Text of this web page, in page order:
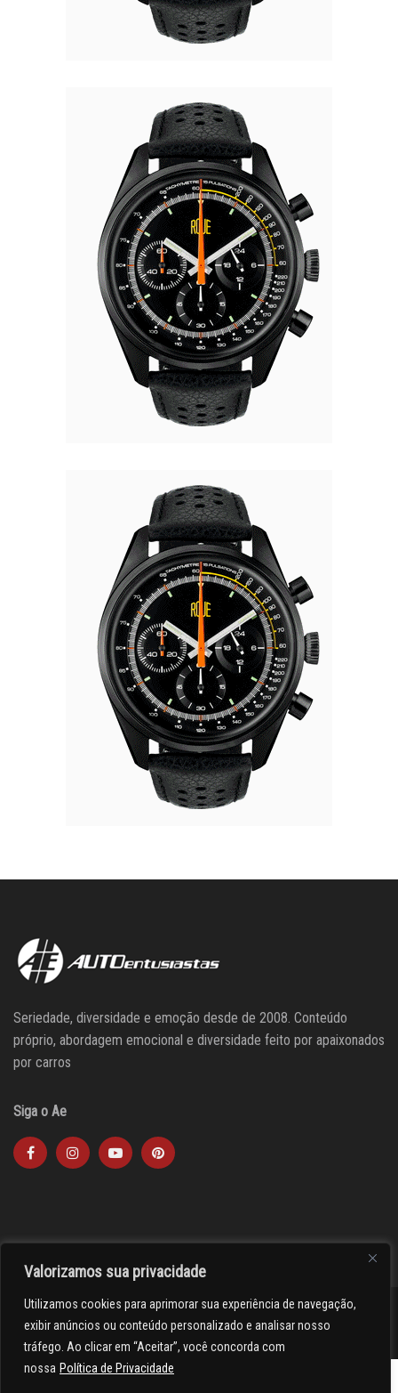
Valorizamos sua privacidade
Utilizamos cookies para aprimorar sua experiência de navegação,
exibir anúncios ou conteúdo personalizado e analisar nosso
tráfego. Ao clicar em “Aceitar”, você concorda com
nossa Política de Privacidade
Seriedade, diversidade e emoção desde de 2008. Conteúdo
próprio, abordagem emocional e diversidade feito por apaixonados
por carros
Siga o Ae
><(((º> 17